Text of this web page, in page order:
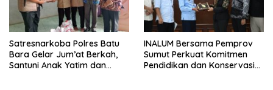
Satresnarkoba Polres Batu
Bara Gelar Jum’at Berkah,
Santuni Anak Yatim dan
INALUM Bersama Pemprov
Sumut Perkuat Komitmen
Pendidikan dan Konservasi